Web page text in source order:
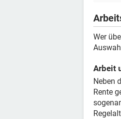
Wer
Arbeit
Neben
Rente